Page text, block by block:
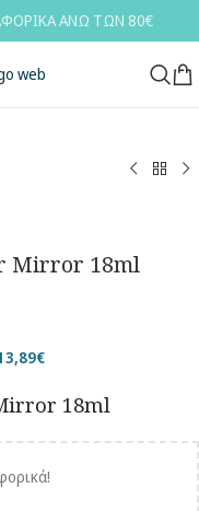
ΑΝΩ ΤΩΝ 80€
Mirror 18ml
€
18ml